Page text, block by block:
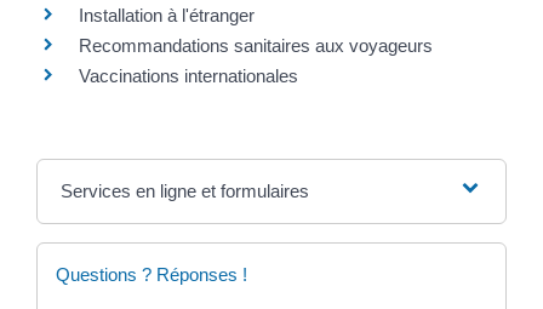
Installation à l'étranger
Recommandations sanitaires aux voyageurs
Vaccinations internationales
Services en ligne et formulaires
Questions ? Réponses !